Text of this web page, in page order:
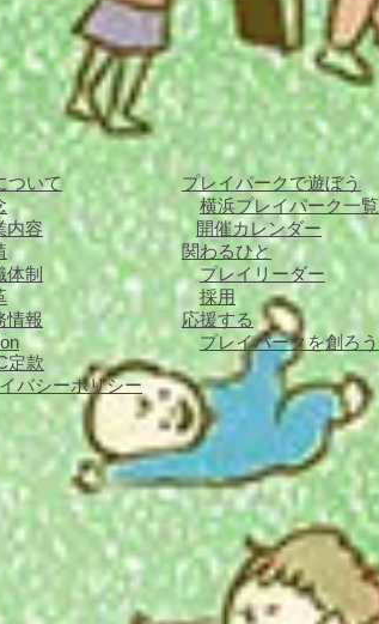
ついて
内容
体制
情報
定款
バシーポリシー
プレイパークで遊ぼう
横浜プレイパーク一覧
開催カレンダー
関わるひと
​プレイリーダー
採用
応援する
プレイパークを創ろう